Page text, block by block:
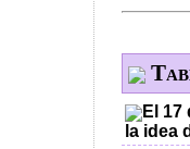
El
la idea